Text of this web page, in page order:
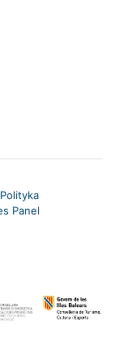
Polityka
Panel